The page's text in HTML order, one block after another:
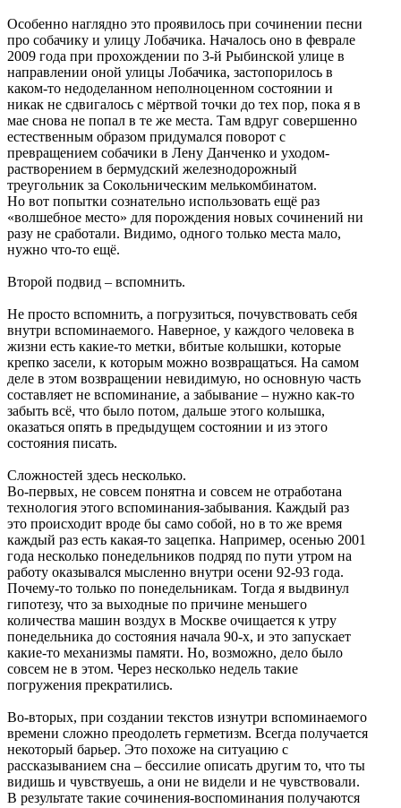
Особенно наглядно это проявилось при сочинении песни
про собачику и улицу Лобачика. Началось оно в феврале
2009 года при прохождении по 3-й Рыбинской улице в
направлении оной улицы Лобачика, застопорилось в
каком-то недоделанном неполноценном состоянии и
никак не сдвигалось с мёртвой точки до тех пор, пока я в
мае снова не попал в те же места. Там вдруг совершенно
естественным образом придумался поворот с
превращением собачики в Лену Данченко и уходом-
растворением в бермудский железнодорожный
треугольник за Сокольническим мелькомбинатом.
Но вот попытки сознательно использовать ещё раз
«волшебное место» для порождения новых сочинений ни
разу не сработали. Видимо, одного только места мало,
нужно что-то ещё.
Второй подвид – вспомнить.
Не просто вспомнить, а погрузиться, почувствовать себя
внутри вспоминаемого. Наверное, у каждого человека в
жизни есть какие-то метки, вбитые колышки, которые
крепко засели, к которым можно возвращаться. На самом
деле в этом возвращении невидимую, но основную часть
составляет не вспоминание, а забывание – нужно как-то
забыть всё, что было потом, дальше этого колышка,
оказаться опять в предыдущем состоянии и из этого
состояния писать.
Сложностей здесь несколько.
Во-первых, не совсем понятна и совсем не отработана
технология этого вспоминания-забывания. Каждый раз
это происходит вроде бы само собой, но в то же время
каждый раз есть какая-то зацепка. Например, осенью 2001
года несколько понедельников подряд по пути утром на
работу оказывался мысленно внутри осени 92-93 года.
Почему-то только по понедельникам. Тогда я выдвинул
гипотезу, что за выходные по причине меньшего
количества машин воздух в Москве очищается к утру
понедельника до состояния начала 90-х, и это запускает
какие-то механизмы памяти. Но, возможно, дело было
совсем не в этом. Через несколько недель такие
погружения прекратились.
Во-вторых, при создании текстов изнутри вспоминаемого
времени сложно преодолеть герметизм. Всегда получается
некоторый барьер. Это похоже на ситуацию с
рассказыванием сна – бессилие описать другим то, что ты
видишь и чувствуешь, а они не видели и не чувствовали.
В результате такие сочинения-воспоминания получаются